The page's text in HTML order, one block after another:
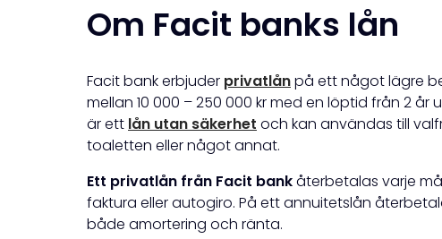
Om Facit banks lån
Facit bank erbjuder privatlånpå ett något lägre
mellan 10 000 – 250 000 kr med en löptid från 2
är ett lån utan säkerhet och kan användas till
toaletten eller något annat.
Ett privatlån från Facit bankåterbetalas varje
faktura eller autogiro. På ett annuitetslån
både amortering och ränta.